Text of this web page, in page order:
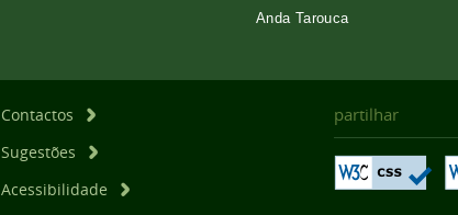
Anda Tarouca
Contactos
Sugestões
Acessibilidade
partilhar